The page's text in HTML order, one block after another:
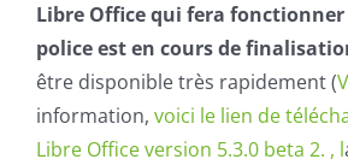
Libre Office qui fera
police est en cours de
être disponible très rapidement (
information, voici le lien de
Libre Office version 5.3.0 beta 2. , l